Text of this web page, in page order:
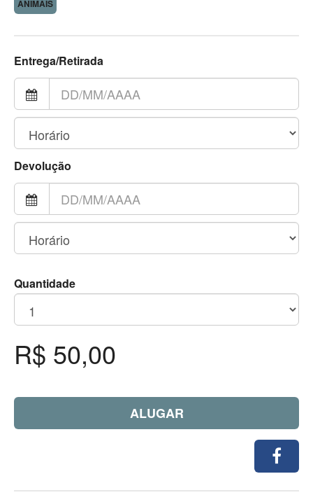
ANIMAIS
Entrega/Retirada
Devolução
Quantidade
R$ 50,00
ALUGAR